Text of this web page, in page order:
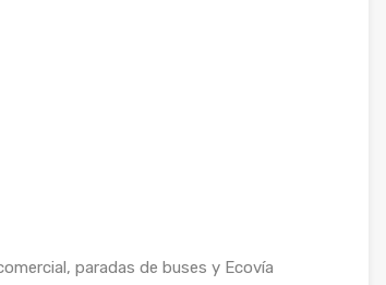
paradas de buses y Ecovía